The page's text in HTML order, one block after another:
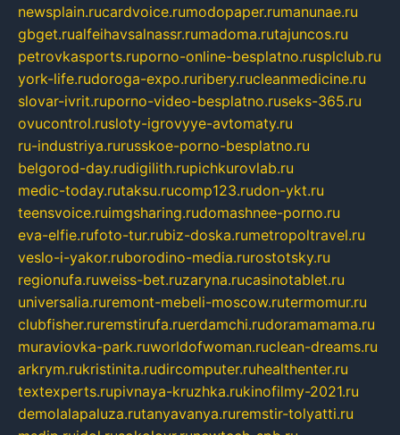
newsplain.rucardvoice.rumodopaper.rumanunae.ru
gbget.rualfeihavsalnassr.rumadoma.rutajuncos.ru
petrovkasports.ruporno-online-besplatno.rusplclub.ru
york-life.rudoroga-expo.ruribery.rucleanmedicine.ru
slovar-ivrit.ruporno-video-besplatno.ruseks-365.ru
ovucontrol.rusloty-igrovyye-avtomaty.ru
ru-industriya.rurusskoe-porno-besplatno.ru
belgorod-day.rudigilith.rupichkurovlab.ru
medic-today.rutaksu.rucomp123.rudon-ykt.ru
teensvoice.ruimgsharing.rudomashnee-porno.ru
eva-elfie.rufoto-tur.rubiz-doska.rumetropoltravel.ru
veslo-i-yakor.ruborodino-media.rurostotsky.ru
regionufa.ruweiss-bet.ruzaryna.rucasinotablet.ru
universalia.ruremont-mebeli-moscow.rutermomur.ru
clubfisher.ruremstirufa.ruerdamchi.rudoramamama.ru
muraviovka-park.ruworldofwoman.ruclean-dreams.ru
arkrym.rukristinita.rudircomputer.ruhealthenter.ru
textexperts.rupivnaya-kruzhka.rukinofilmy-2021.ru
demolalapaluza.rutanyavanya.ruremstir-tolyatti.ru